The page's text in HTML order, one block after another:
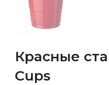
Красные
Cups